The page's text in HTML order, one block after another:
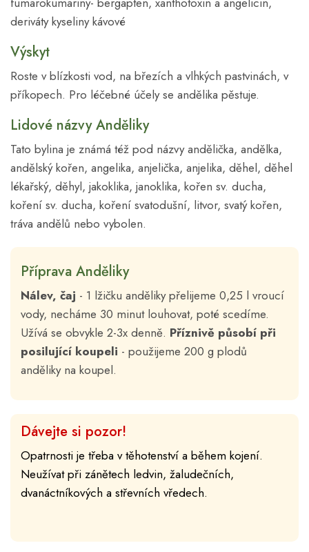
deriváty kyseliny kávové
Výskyt
Roste v blízkosti vod, na březích a vlhkých pastvinách, v
příkopech. Pro léčebné účely se andělika pěstuje.
Lidové názvy Anděliky
Tato bylina je známá též pod názvy andělička, andělka,
andělský kořen, angelika, anjelička, anjelika, děhel, děhel
lékařský, děhyl, jakoklika, janoklika, kořen sv. ducha,
koření sv. ducha, koření svatodušní, litvor, svatý kořen,
tráva andělů nebo vybolen.
Příprava Anděliky
Nálev, čaj - 1 lžičku anděliky přelijeme 0,25 l vroucí
vody, necháme 30 minut louhovat, poté scedíme.
Užívá se obvykle 2-3x denně. Příznivě působí při
posilující koupeli - použijeme 200 g plodů
anděliky na koupel.
Dávejte si pozor!
Opatrnosti je třeba v těhotenství a během kojení.
Neužívat při zánětech ledvin, žaludečních,
dvanáctníkových a střevních vředech.